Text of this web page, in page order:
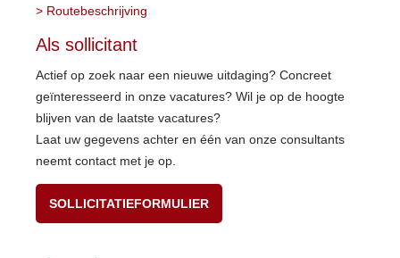
> Routebeschrijving
Als sollicitant
Actief op zoek naar een nieuwe uitdaging? Concreet
geïnteresseerd in onze vacatures? Wil je op de hoogte
blijven van de laatste vacatures?
Laat uw gegevens achter en één van onze consultants
neemt contact met je op.
SOLLICITATIEFORMULIER